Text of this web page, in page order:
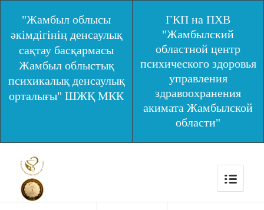
"Жамбыл облысы
әкімдігінің денсаулық
сақтау басқармасы
Жамбыл облыстық
психикалық денсаулық
орталығы" ШЖҚ МКК
ГКП на ПХВ
"Жамбылский
областной центр
психического здоровья
управления
здравоохранения
акимата Жамбылской
области"